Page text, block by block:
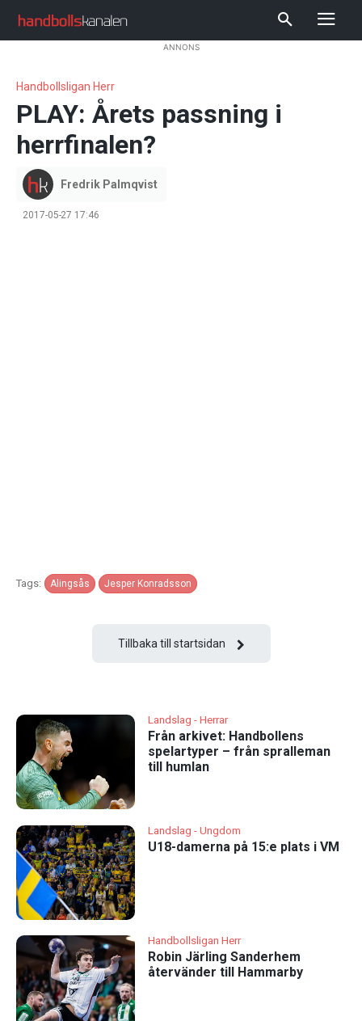
ANNONS
Handbollsligan Herr
PLAY: Årets passning i
herrfinalen?
Fredrik Palmqvist
2017-05-27 17:46
Tags: Alingsås Jesper Konradsson
Tillbaka till startsidan
Landslag - Herrar
Från arkivet: Handbollens
spelartyper – från spralleman
till humlan
Landslag - Ungdom
U18-damerna på 15:e plats i VM
Handbollsligan Herr
Robin Järling Sanderhem
återvänder till Hammarby